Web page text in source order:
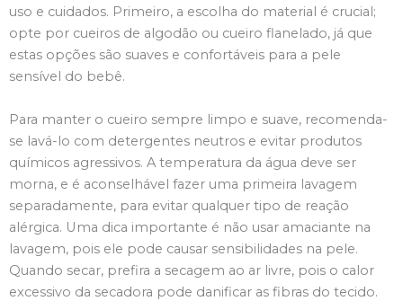
uso e cuidados. Primeiro, a escolha do material é crucial;
opte por cueiros de algodão ou cueiro flanelado, já que
estas opções são suaves e confortáveis para a pele
sensível do bebê.
Para manter o cueiro sempre limpo e suave, recomenda-
se lavá-lo com detergentes neutros e evitar produtos
químicos agressivos. A temperatura da água deve ser
morna, e é aconselhável fazer uma primeira lavagem
separadamente, para evitar qualquer tipo de reação
alérgica. Uma dica importante é não usar amaciante na
lavagem, pois ele pode causar sensibilidades na pele.
Quando secar, prefira a secagem ao ar livre, pois o calor
excessivo da secadora pode danificar as fibras do tecido.